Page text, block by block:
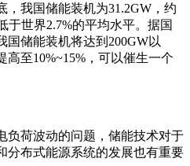
，我国储能装机为31.2GW，约
于世界2.7%的平均水平。据国
国储能装机将达到200GW以
高至10%~15%，可以催生一个
负荷波动的问题，储能技术对于
分布式能源系统的发展也有重要